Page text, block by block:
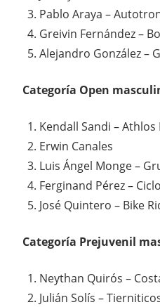
Pablo Araya –
Greivin Fernández –
Alejandro González –
Categoría Open
Kendall Sandi –
Erwin Canales
Luis Ángel Monge –
Ferginand Pérez –
José Quintero – Bike
Categoría Prejuvenil
Neythan Quirós –
Julián Solís –